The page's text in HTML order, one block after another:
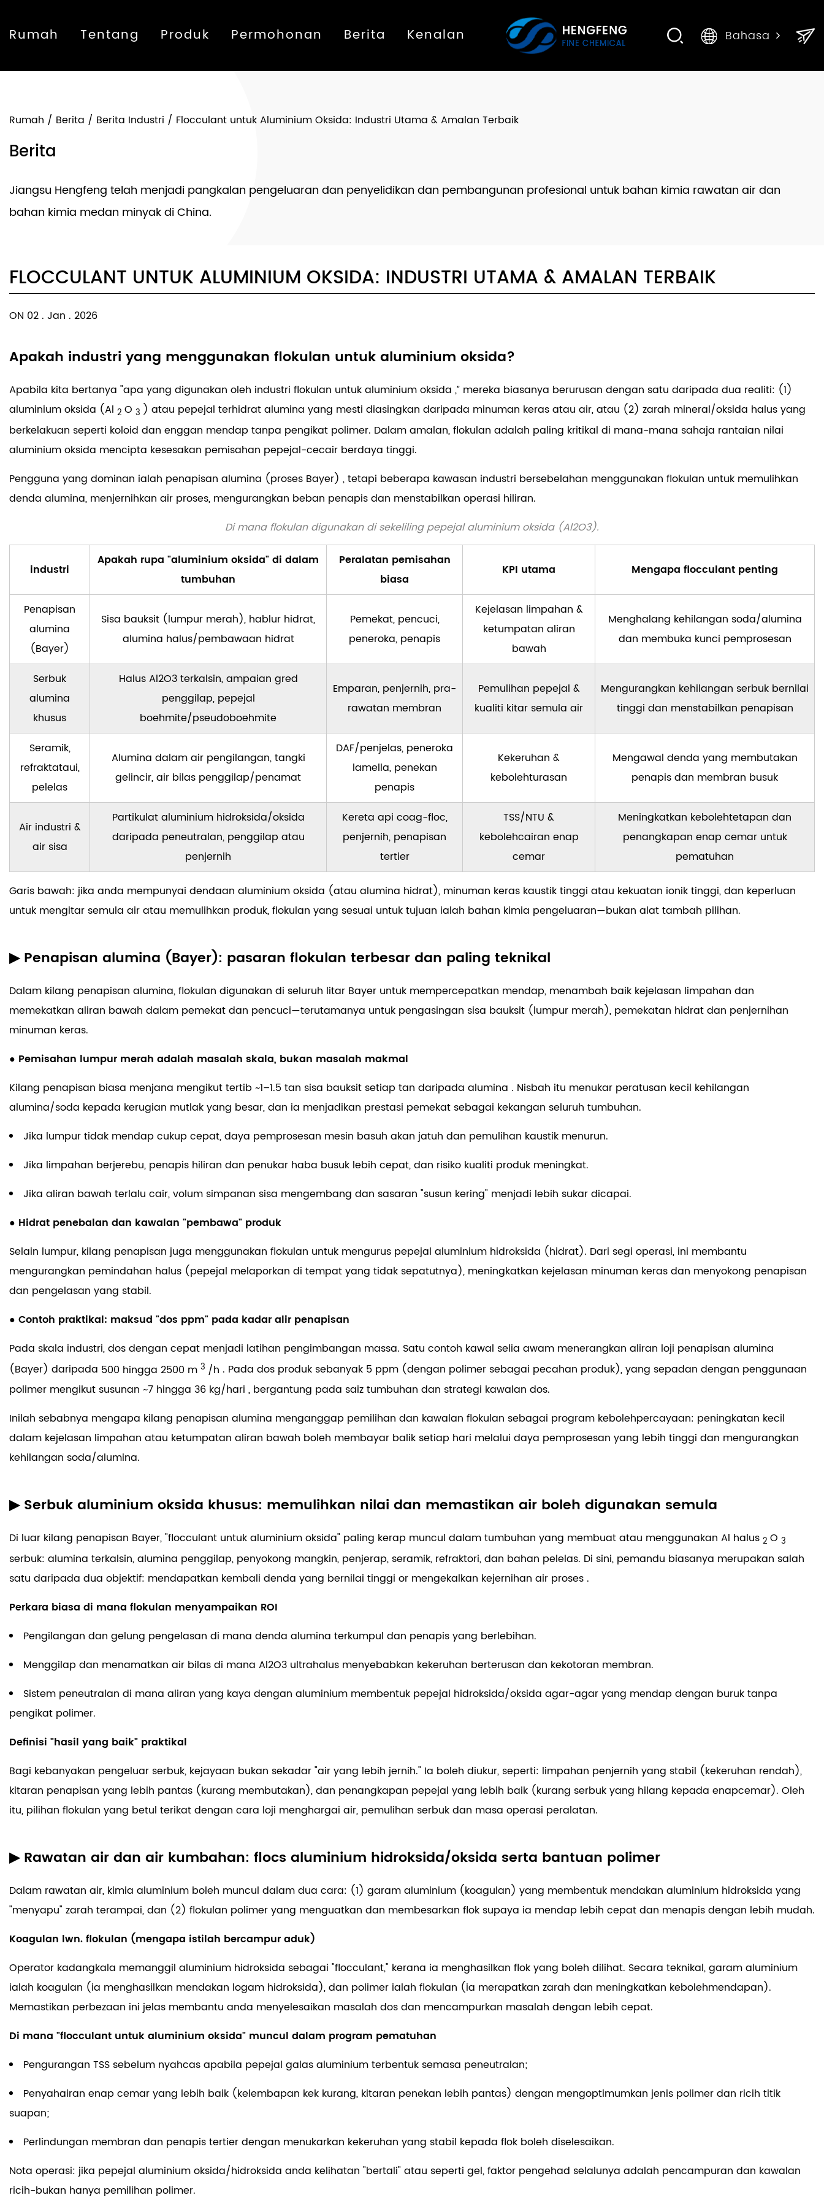
Rumah Tentang Produk Permohonan Berita Kenalan Bahasa
Rumah / Berita / Berita Industri / Flocculant untuk Aluminium Oksida: Industri Utama & Amalan Terbaik
Berita
Jiangsu Hengfeng telah menjadi pangkalan pengeluaran dan penyelidikan dan pembangunan profesional untuk bahan kimia rawatan air dan
bahan kimia medan minyak di China.
FLOCCULANT UNTUK ALUMINIUM OKSIDA: INDUSTRI UTAMA & AMALAN TERBAIK
ON 02 . Jan . 2026
Apakah industri yang menggunakan flokulan untuk aluminium oksida?
Apabila kita bertanya "apa yang digunakan oleh industri flokulan untuk aluminium oksida ,” mereka biasanya berurusan dengan satu daripada dua realiti: (1)
aluminium oksida (Al 2 O 3 ) atau pepejal terhidrat alumina yang mesti diasingkan daripada minuman keras atau air, atau (2) zarah mineral/oksida halus yang
berkelakuan seperti koloid dan enggan mendap tanpa pengikat polimer. Dalam amalan, flokulan adalah paling kritikal di mana-mana sahaja rantaian nilai
aluminium oksida mencipta kesesakan pemisahan pepejal-cecair berdaya tinggi.
Pengguna yang dominan ialah penapisan alumina (proses Bayer) , tetapi beberapa kawasan industri bersebelahan menggunakan flokulan untuk memulihkan
denda alumina, menjernihkan air proses, mengurangkan beban penapis dan menstabilkan operasi hiliran.
Di mana flokulan digunakan di sekeliling pepejal aluminium oksida (Al2O3).
industri
Apakah rupa "aluminium oksida" di dalam
tumbuhan
Peralatan pemisahan
biasa
KPI utama Mengapa flocculant penting
Penapisan
alumina
(Bayer)
Sisa bauksit (lumpur merah), hablur hidrat,
alumina halus/pembawaan hidrat
Pemekat, pencuci,
peneroka, penapis
Kejelasan limpahan &
ketumpatan aliran
bawah
Menghalang kehilangan soda/alumina
dan membuka kunci pemprosesan
Serbuk
alumina
khusus
Halus Al2O3 terkalsin, ampaian gred
penggilap, pepejal
boehmite/pseudoboehmite
Emparan, penjernih, pra-
rawatan membran
Pemulihan pepejal &
kualiti kitar semula air
Mengurangkan kehilangan serbuk bernilai
tinggi dan menstabilkan penapisan
Seramik,
refraktataui,
pelelas
Alumina dalam air pengilangan, tangki
gelincir, air bilas penggilap/penamat
DAF/penjelas, peneroka
lamella, penekan
penapis
Kekeruhan &
kebolehturasan
Mengawal denda yang membutakan
penapis dan membran busuk
Air industri &
air sisa
Partikulat aluminium hidroksida/oksida
daripada peneutralan, penggilap atau
penjernih
Kereta api coag-floc,
penjernih, penapisan
tertier
TSS/NTU &
kebolehcairan enap
cemar
Meningkatkan kebolehtetapan dan
penangkapan enap cemar untuk
pematuhan
Garis bawah: jika anda mempunyai dendaan aluminium oksida (atau alumina hidrat), minuman keras kaustik tinggi atau kekuatan ionik tinggi, dan keperluan
untuk mengitar semula air atau memulihkan produk, flokulan yang sesuai untuk tujuan ialah bahan kimia pengeluaran—bukan alat tambah pilihan.
▶ Penapisan alumina (Bayer): pasaran flokulan terbesar dan paling teknikal
Dalam kilang penapisan alumina, flokulan digunakan di seluruh litar Bayer untuk mempercepatkan mendap, menambah baik kejelasan limpahan dan
memekatkan aliran bawah dalam pemekat dan pencuci—terutamanya untuk pengasingan sisa bauksit (lumpur merah), pemekatan hidrat dan penjernihan
minuman keras.
● Pemisahan lumpur merah adalah masalah skala, bukan masalah makmal
Kilang penapisan biasa menjana mengikut tertib ~1–1.5 tan sisa bauksit setiap tan daripada alumina . Nisbah itu menukar peratusan kecil kehilangan
alumina/soda kepada kerugian mutlak yang besar, dan ia menjadikan prestasi pemekat sebagai kekangan seluruh tumbuhan.
Jika lumpur tidak mendap cukup cepat, daya pemprosesan mesin basuh akan jatuh dan pemulihan kaustik menurun.
Jika limpahan berjerebu, penapis hiliran dan penukar haba busuk lebih cepat, dan risiko kualiti produk meningkat.
Jika aliran bawah terlalu cair, volum simpanan sisa mengembang dan sasaran "susun kering" menjadi lebih sukar dicapai.
● Hidrat penebalan dan kawalan "pembawa" produk
Selain lumpur, kilang penapisan juga menggunakan flokulan untuk mengurus pepejal aluminium hidroksida (hidrat). Dari segi operasi, ini membantu
mengurangkan pemindahan halus (pepejal melaporkan di tempat yang tidak sepatutnya), meningkatkan kejelasan minuman keras dan menyokong penapisan
dan pengelasan yang stabil.
● Contoh praktikal: maksud "dos ppm" pada kadar alir penapisan
Pada skala industri, dos dengan cepat menjadi latihan pengimbangan massa. Satu contoh kawal selia awam menerangkan aliran loji penapisan alumina
(Bayer) daripada 500 hingga 2500 m 3 /h . Pada dos produk sebanyak 5 ppm (dengan polimer sebagai pecahan produk), yang sepadan dengan penggunaan
polimer mengikut susunan ~7 hingga 36 kg/hari , bergantung pada saiz tumbuhan dan strategi kawalan dos.
Inilah sebabnya mengapa kilang penapisan alumina menganggap pemilihan dan kawalan flokulan sebagai program kebolehpercayaan: peningkatan kecil
dalam kejelasan limpahan atau ketumpatan aliran bawah boleh membayar balik setiap hari melalui daya pemprosesan yang lebih tinggi dan mengurangkan
kehilangan soda/alumina.
▶ Serbuk aluminium oksida khusus: memulihkan nilai dan memastikan air boleh digunakan semula
Di luar kilang penapisan Bayer, "flocculant untuk aluminium oksida" paling kerap muncul dalam tumbuhan yang membuat atau menggunakan Al halus 2 O 3
serbuk: alumina terkalsin, alumina penggilap, penyokong mangkin, penjerap, seramik, refraktori, dan bahan pelelas. Di sini, pemandu biasanya merupakan salah
satu daripada dua objektif: mendapatkan kembali denda yang bernilai tinggi or mengekalkan kejernihan air proses .
Perkara biasa di mana flokulan menyampaikan ROI
Pengilangan dan gelung pengelasan di mana denda alumina terkumpul dan penapis yang berlebihan.
Menggilap dan menamatkan air bilas di mana Al2O3 ultrahalus menyebabkan kekeruhan berterusan dan kekotoran membran.
Sistem peneutralan di mana aliran yang kaya dengan aluminium membentuk pepejal hidroksida/oksida agar-agar yang mendap dengan buruk tanpa
pengikat polimer.
Definisi "hasil yang baik" praktikal
Bagi kebanyakan pengeluar serbuk, kejayaan bukan sekadar "air yang lebih jernih." Ia boleh diukur, seperti: limpahan penjernih yang stabil (kekeruhan rendah),
kitaran penapisan yang lebih pantas (kurang membutakan), dan penangkapan pepejal yang lebih baik (kurang serbuk yang hilang kepada enapcemar). Oleh
itu, pilihan flokulan yang betul terikat dengan cara loji menghargai air, pemulihan serbuk dan masa operasi peralatan.
▶ Rawatan air dan air kumbahan: flocs aluminium hidroksida/oksida serta bantuan polimer
Dalam rawatan air, kimia aluminium boleh muncul dalam dua cara: (1) garam aluminium (koagulan) yang membentuk mendakan aluminium hidroksida yang
"menyapu" zarah terampai, dan (2) flokulan polimer yang menguatkan dan membesarkan flok supaya ia mendap lebih cepat dan menapis dengan lebih mudah.
Koagulan lwn. flokulan (mengapa istilah bercampur aduk)
Operator kadangkala memanggil aluminium hidroksida sebagai "flocculant," kerana ia menghasilkan flok yang boleh dilihat. Secara teknikal, garam aluminium
ialah koagulan (ia menghasilkan mendakan logam hidroksida), dan polimer ialah flokulan (ia merapatkan zarah dan meningkatkan kebolehmendapan).
Memastikan perbezaan ini jelas membantu anda menyelesaikan masalah dos dan mencampurkan masalah dengan lebih cepat.
Di mana "flocculant untuk aluminium oksida" muncul dalam program pematuhan
Pengurangan TSS sebelum nyahcas apabila pepejal galas aluminium terbentuk semasa peneutralan;
Penyahairan enap cemar yang lebih baik (kelembapan kek kurang, kitaran penekan lebih pantas) dengan mengoptimumkan jenis polimer dan ricih titik
suapan;
Perlindungan membran dan penapis tertier dengan menukarkan kekeruhan yang stabil kepada flok boleh diselesaikan.
Nota operasi: jika pepejal aluminium oksida/hidroksida anda kelihatan "bertali" atau seperti gel, faktor pengehad selalunya adalah pencampuran dan kawalan
ricih-bukan hanya pemilihan polimer.